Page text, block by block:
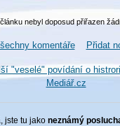
nebyl doposud přiřazen
komentáře Přidat
"veselé" povídání o
Mediář.cz
jste tu jako neznámý